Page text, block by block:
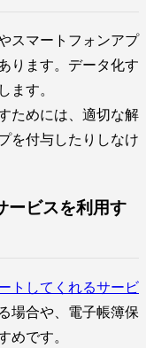
スマートフォンアプ
ります。データ化す
ます。
ためには、適切な解
を付与したりしなけ
ービスを利用す
トしてくれるサービ
場合や、電子帳簿保
めです。